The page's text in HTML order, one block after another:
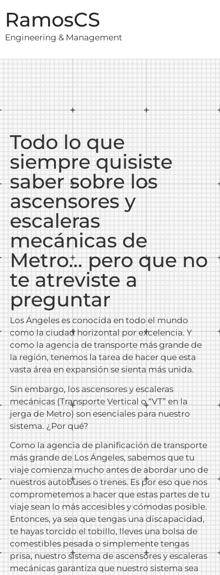
RamosCS
Engineering & Management
Todo lo que
siempre quisiste
saber sobre los
ascensores y
escaleras
mecánicas de
Metro… pero que no
te atreviste a
preguntar
Los Ángeles es conocida en todo el mundo
como la ciudad horizontal por excelencia. Y
como la agencia de transporte más grande de
la región, tenemos la tarea de hacer que esta
vasta área en expansión se sienta más unida.
Sin embargo, los ascensores y escaleras
mecánicas (Transporte Vertical o “VT” en la
jerga de Metro) son esenciales para nuestro
sistema. ¿Por qué?
Como la agencia de planificación de transporte
más grande de Los Ángeles, sabemos que tu
viaje comienza mucho antes de abordar uno de
nuestros autobuses o trenes. Es por eso que nos
comprometemos a hacer que estas partes de tu
viaje sean lo más accesibles y cómodas posible.
Entonces, ya sea que tengas una discapacidad,
te hayas torcido el tobillo, lleves una bolsa de
comestibles pesada o simplemente tengas
prisa, nuestro sistema de ascensores y escaleras
mecánicas garantiza que nuestro sistema sea